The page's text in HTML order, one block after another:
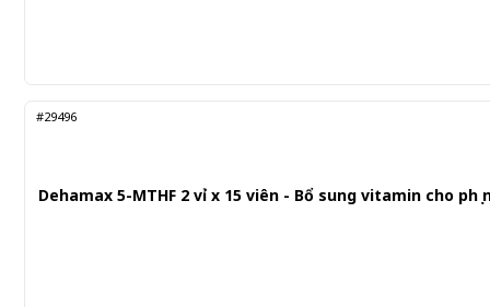
#29496
Dehamax 5-MTHF 2 vỉ x 15 viên - Bổ sung vitamin cho